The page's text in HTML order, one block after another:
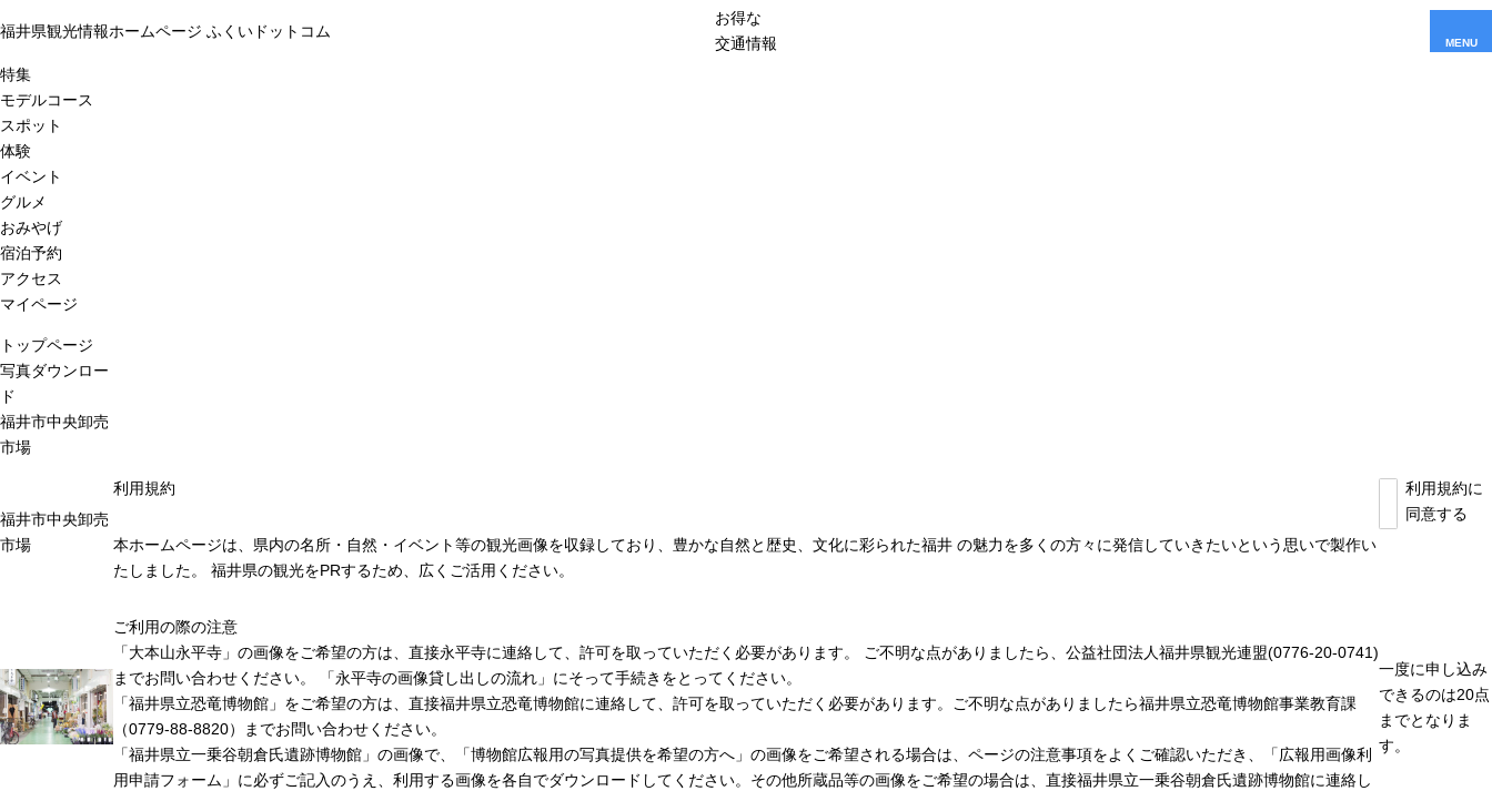
福井県観光情報ホームページ ふくいドットコム
お得な
交通情報
MENU
特集
モデルコース
スポット
体験
イベント
グルメ
おみやげ
宿泊予約
アクセス
マイページ
トップページ
写真ダウンロー
ド
福井市中央卸売
市場
福井市中央卸売
市場
利用規約
本ホームページは、県内の名所・自然・イベント等の観光画像を収録しており、豊かな自然と歴史、文化に彩られた福井 の魅力を多くの方々に発信していきたいという思いで製作い
たしました。 福井県の観光をPRするため、広くご活用ください。
ご利用の際の注意
「大本山永平寺」の画像をご希望の方は、直接永平寺に連絡して、許可を取っていただく必要があります。 ご不明な点がありましたら、公益社団法人福井県観光連盟(0776-20-0741)
までお問い合わせください。 「永平寺の画像貸し出しの流れ」にそって手続きをとってください。
「福井県立恐竜博物館」をご希望の方は、直接福井県立恐竜博物館に連絡して、許可を取っていただく必要があります。ご不明な点がありましたら福井県立恐竜博物館事業教育課
（0779-88-8820）までお問い合わせください。
「福井県立一乗谷朝倉氏遺跡博物館」の画像で、「博物館広報用の写真提供を希望の方へ」の画像をご希望される場合は、ページの注意事項をよくご確認いただき、「広報用画像利
用申請フォーム」に必ずご記入のうえ、利用する画像を各自でダウンロードしてください。その他所蔵品等の画像をご希望の場合は、直接福井県立一乗谷朝倉氏遺跡博物館に連絡し
利用規約に
同意する
一度に申し込み
できるのは20点
までとなりま
す。